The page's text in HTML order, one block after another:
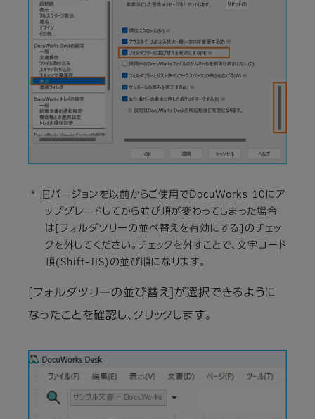
* 旧バージョンを以前からご使用でDocuWorks 10にア
ップグレードしてから並び順が変わってしまった場合
は[フォルダツリーの並べ替えを有効にする]のチェッ
クを外してください。チェックを外すことで、文字コード
順(Shift-JIS)の並び順になります。
[フォルダツリーの並び替え]が選択できるように
なったことを確認し、クリックします。